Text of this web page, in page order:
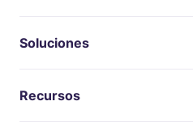
Soluciones
Recursos